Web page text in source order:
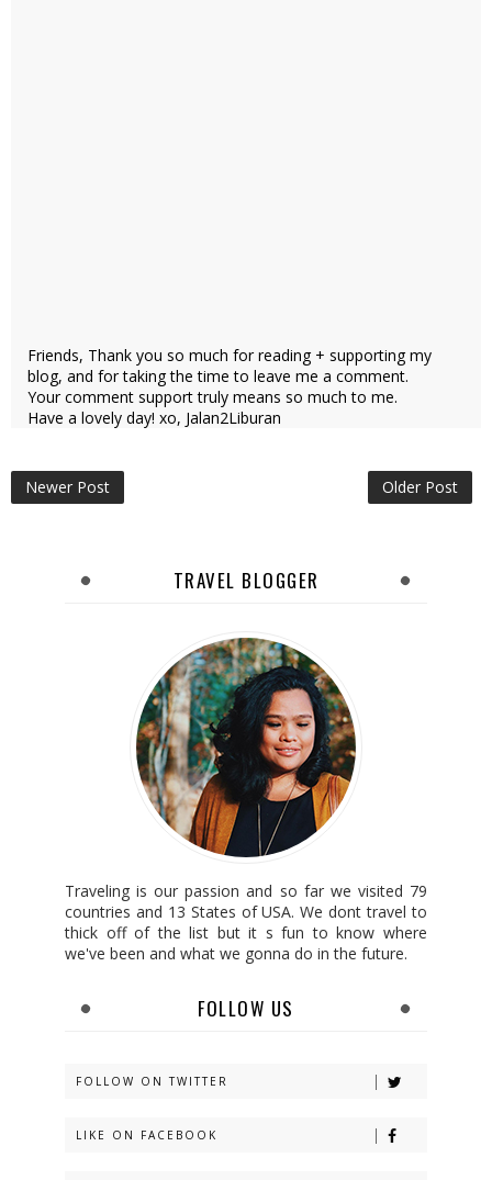
Friends, Thank you so much for reading + supporting my
blog, and for taking the time to leave me a comment.
Your comment support truly means so much to me.
Have a lovely day! xo, Jalan2Liburan
Newer Post Older Post
TRAVEL BLOGGER
Traveling is our passion and so far we visited 79
countries and 13 States of USA. We dont travel to
thick off of the list but it s fun to know where
we've been and what we gonna do in the future.
FOLLOW US
FOLLOW ON TWITTER
LIKE ON FACEBOOK